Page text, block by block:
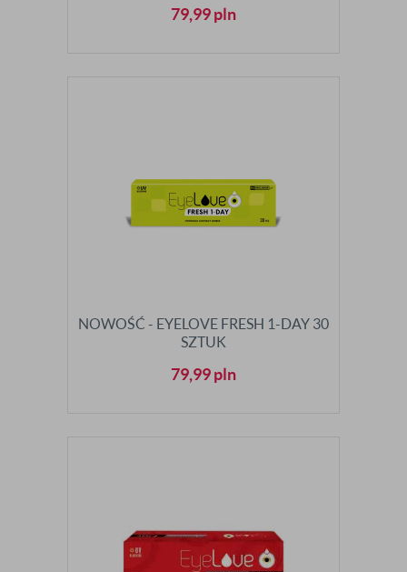
79,99pln
NOWOŚĆ - EYELOVE FRESH 1-DAY 30
SZTUK
79,99pln